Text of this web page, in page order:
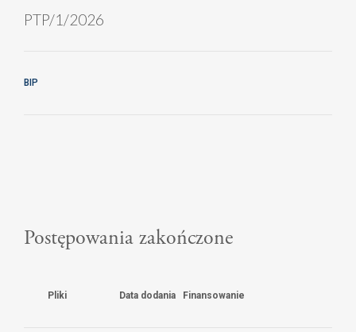
PTP/1/2026
BIP
Postępowania zakończone
NazwaPliki Data dodania Finansowanie